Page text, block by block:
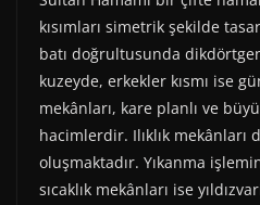
kısımları simetrik şekilde
batı doğrultusunda dikdörtgen
kuzeyde, erkekler kısmı ise
mekânları, kare planlı ve
hacimlerdir. Ilıklık
oluşmaktadır. Yıkanma
sıcaklık mekânları ise